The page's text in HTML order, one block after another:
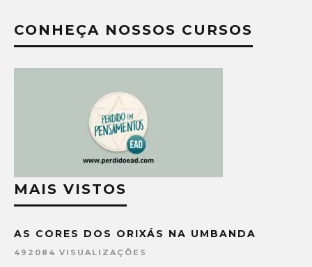
CONHEÇA NOSSOS CURSOS
MAIS VISTOS
AS CORES DOS ORIXÁS NA UMBANDA
492084 VISUALIZAÇÕES